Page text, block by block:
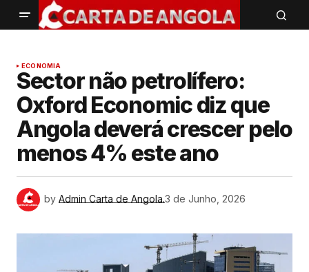
ECONOMIA
Sector não petrolífero:
Oxford Economic diz que
Angola deverá crescer pelo
menos 4% este ano
by Admin Carta de Angola.3 de Junho, 2026